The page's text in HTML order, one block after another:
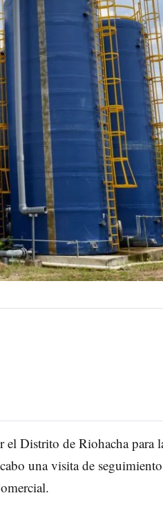
el Distrito de Riohacha para
una visita de